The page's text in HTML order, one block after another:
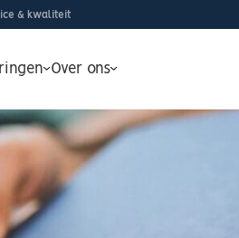
& kwaliteit
Over ons